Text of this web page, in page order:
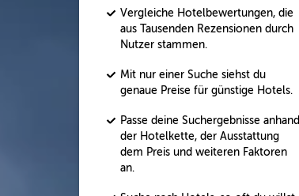
Vergleiche Hotelbewertungen, die
aus Tausenden Rezensionen durch
Nutzer stammen.
Mit nur einer Suche siehst du
genaue Preise für günstige Hotels.
Passe deine Suchergebnisse anhand
der Hotelkette, der Ausstattung
dem Preis und weiteren Faktoren
an.